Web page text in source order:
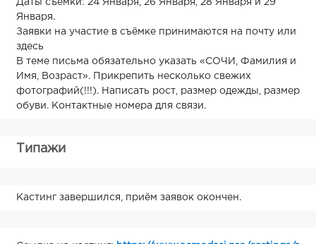
Даты съёмки: 24 Января, 26 Января, 28 Января и 29
Января.
Заявки на участие в съёмке принимаются на почту или
здесь
В теме письма обязательно указать «СОЧИ, Фамилия и
Имя, Возраст». Прикрепить несколько свежих
фотографий(!!!). Написать рост, размер одежды, размер
обуви. Контактные номера для связи.
Типажи
Кастинг завершился, приём заявок окончен.